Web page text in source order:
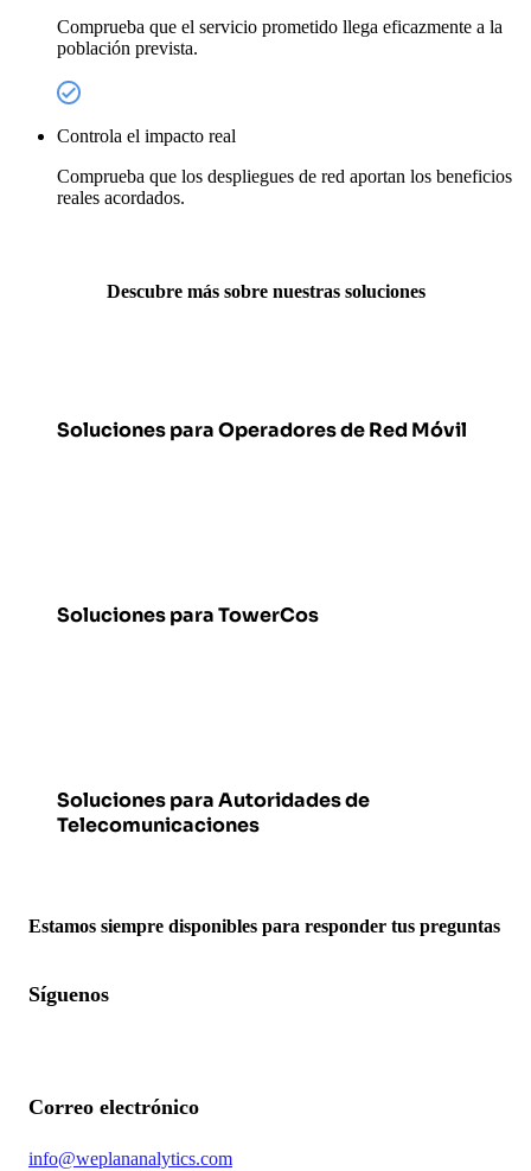
Comprueba que el servicio prometido llega eficazmente a la
población prevista.
Controla el impacto real
Comprueba que los despliegues de red aportan los beneficios
reales acordados.
Descubre más sobre nuestras soluciones
Soluciones para Operadores de Red Móvil
Soluciones para TowerCos
Soluciones para Autoridades de
Telecomunicaciones
Estamos siempre disponibles para responder tus preguntas
Síguenos
Correo electrónico
info@weplananalytics.com